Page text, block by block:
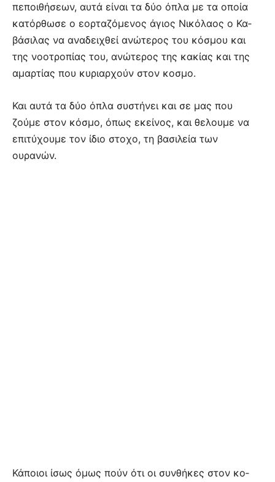
πεποιθήσεων, αυτά είναι τα δύο όπλα με τα οποία
κατόρ­θω­σε ο εορταζόμενος άγιος Νικό­λαος ο Κα­
βάσιλας να αναδειχθεί ανώ­τε­ρος του κόσμου και
της νοο­τροπίας του, ανώτερος της κακίας και της
αμαρτίας που κυριαρχούν στον κο­σμο.
Και αυτά τα δύο όπλα συστήνει και σε μας που
ζούμε στον κόσμο, όπως εκείνος, και θε­λουμε να
επι­τύχουμε τον ίδιο στο­χο, τη βα­σι­λεία των
ουρανών.
Κάποιοι ίσως όμως πούν ότι οι συνθήκες στον κο­